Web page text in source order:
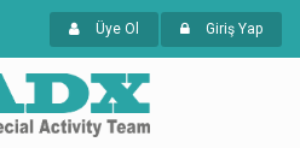
Üye Ol Giriş Yap